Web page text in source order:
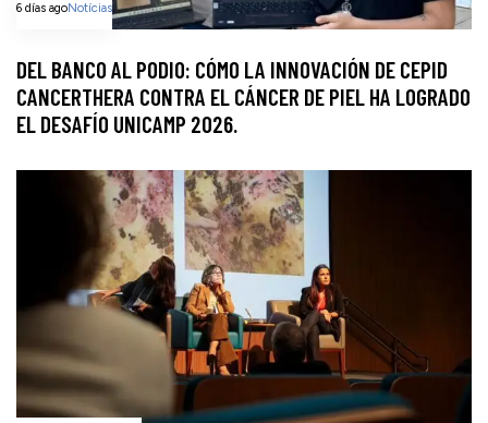
6 días agoNotícias
DEL BANCO AL PODIO: CÓMO LA INNOVACIÓN DE CEPID
CANCERTHERA CONTRA EL CÁNCER DE PIEL HA LOGRADO
EL DESAFÍO UNICAMP 2026.